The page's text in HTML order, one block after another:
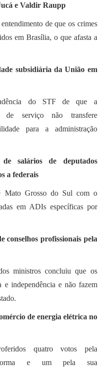
e Valdir Raupp
de que os crimes
em Brasília, o que afasta a
subsidiária da União em
do STF de que a
de serviço não transfere
para a administração
salários de deputados
a federais
Mato Grosso do Sul com o
em ADIs específicas por
conselhos profissionais pela
ministros concluiu que os
e independência e não fazem
de energia elétrica no
quatro votos pela
norma e um pela sua